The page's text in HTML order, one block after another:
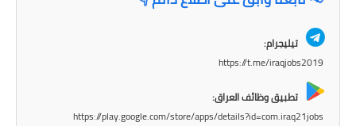
تيليجرام:
https://t.me/iraqjobs2019
تطبيق وظائف العراق:
https://play.google.com/store/apps/details?id=com.iraq21jobs